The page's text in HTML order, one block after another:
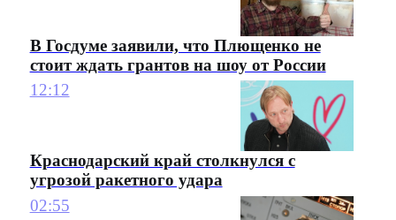
В Госдуме заявили, что Плющенко не
стоит ждать грантов на шоу от России
12:12
Краснодарский край столкнулся с
угрозой ракетного удара
02:55